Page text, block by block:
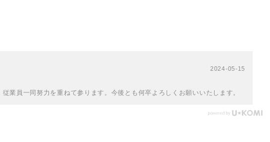
2024-05-15
業員一同努力を重ねて参ります。今後とも何卒よろしくお願いいたします。